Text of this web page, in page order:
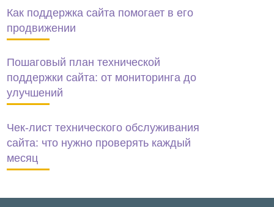
Как поддержка сайта помогает в его
продвижении
Пошаговый план технической
поддержки сайта: от мониторинга до
улучшений
Чек-лист технического обслуживания
сайта: что нужно проверять каждый
месяц